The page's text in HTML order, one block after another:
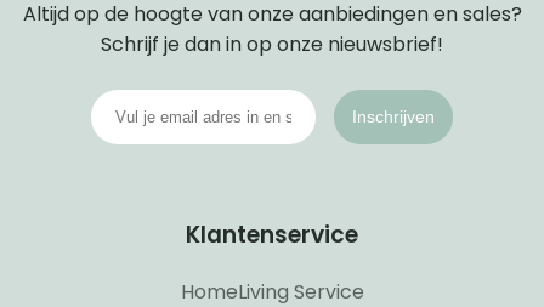
Altijd op de hoogte van onze aanbiedingen en sales?
Schrijf je dan in op onze nieuwsbrief!
Inschrijven
Klantenservice
HomeLiving Service